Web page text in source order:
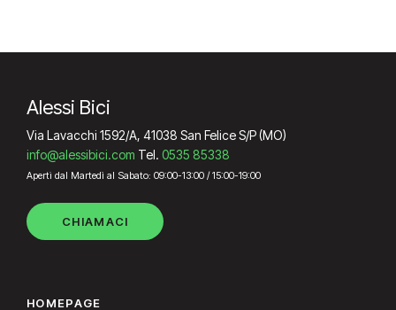
Alessi Bici
Via Lavacchi 1592/A, 41038 San Felice S/P (MO)
info@alessibici.com Tel. 0535 85338
Aperti dal Martedì al Sabato: 09:00-13:00 / 15:00-19:00
CHIAMACI
HOMEPAGE